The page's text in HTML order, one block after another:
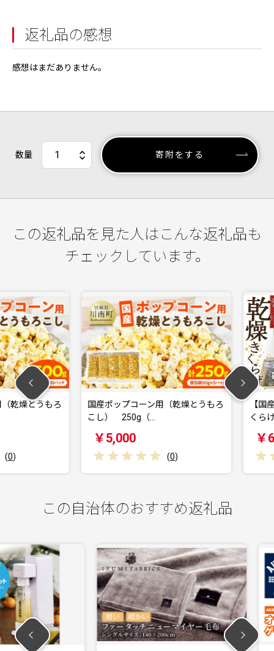
返礼品の感想
感想はまだありません。
数量 寄附をする
この返礼品を見た人はこんな返礼品も
チェックしています。
とうもろ
国産ポップコーン用（乾燥とうもろ
こし） 250g（…
￥5,000
(0)
【国産】
くらげ 計
￥
この自治体のおすすめ返礼品